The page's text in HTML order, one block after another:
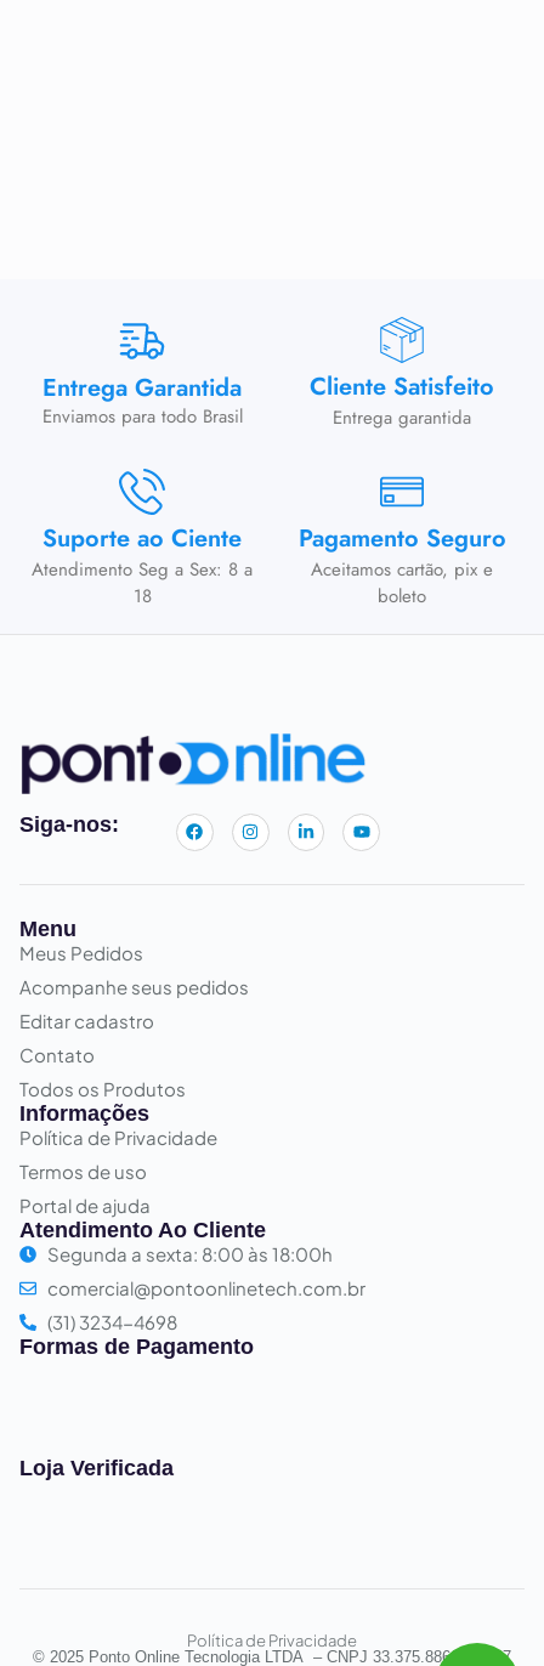
Entrega Garantida
Enviamos para todo Brasil
Cliente Satisfeito
Entrega garantida
Suporte ao Ciente
Atendimento Seg a Sex: 8 a
18
Pagamento Seguro
Aceitamos cartão, pix e
boleto
Siga-nos:
Menu
Meus Pedidos
Acompanhe seus pedidos
Editar cadastro
Contato
Todos os Produtos
Informações
Política de Privacidade
Termos de uso
Portal de ajuda
Atendimento Ao Cliente
Segunda a sexta: 8:00 às 18:00h
comercial@pontoonlinetech.com.br
(31) 3234-4698
Formas de Pagamento
Loja Verificada
© 2025 Ponto Online Tecnologia LTDA – CNPJ 33.375.886/0001-07
Política de Privacidade